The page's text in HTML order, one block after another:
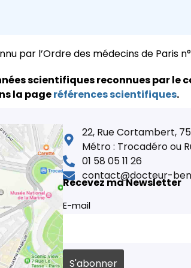
par l’Ordre des médecins de Paris n°
scientifiques reconnues par le
la pageréférences scientifiques.
22, Rue Cortambert,
Métro : Trocadéro ou
01 58 05 11 26
contact@docteur-
Recevez ma Newsletter
E-mail